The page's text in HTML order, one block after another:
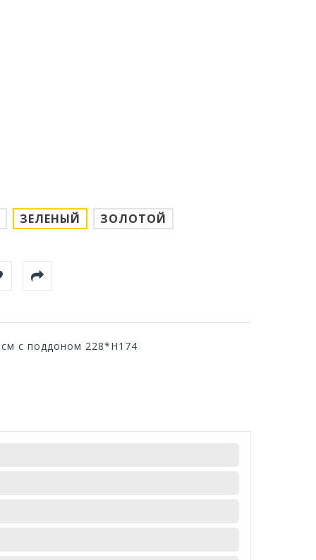
ЗЕЛЕНЫЙ ЗОЛОТОЙ
с поддоном 228*Н174